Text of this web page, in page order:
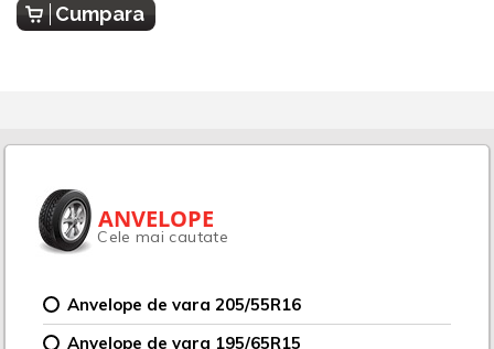
Cumpara
ANVELOPE
Cele mai cautate
Anvelope de vara 205/55R16
Anvelope de vara 195/65R15